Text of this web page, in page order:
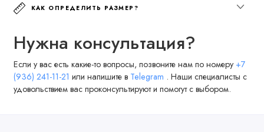
КАК ОПРЕДЕЛИТЬ РАЗМЕР?
Нужна консультация?
Если у вас есть какие-то вопросы, позвоните нам по номеру +7
(936) 241-11-21 или напишите в Telegram . Наши специалисты с
удовольствием вас проконсультируют и помогут с выбором.